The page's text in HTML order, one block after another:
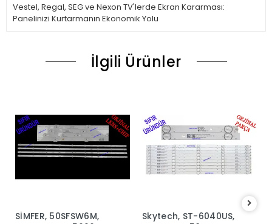
Vestel, Regal, SEG ve Nexon TV'lerde Ekran Kararması:
Panelinizi Kurtarmanın Ekonomik Yolu
İlgili Ürünler
SİMFER, 50SFSW6M,
Skytech, ST-6040US, ​​​​​​​